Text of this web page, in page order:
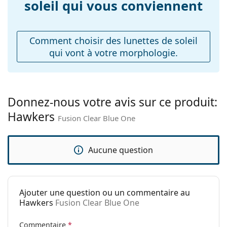
Poids:
45 g
ajustables:
Accessoires
Étui:
Non
nettoyage:
Autres
Lunettes de soleil
Marque:
Hawkers
Code:
Fusion Clear Blue One
soleil qui vous conviennent
Comment choisir des lunettes de soleil
qui vont à votre morphologie.
Donnez-nous votre avis sur ce produit:
Hawkers Fusion Clear Blue One
Aucune question
Ajouter une question ou un commentaire au
Hawkers Fusion Clear Blue One
Commentaire *